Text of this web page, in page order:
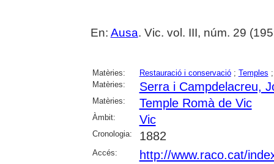
En: Ausa. Vic. vol. III, núm. 29
Matèries: Restauració i conservació; Temples
Matèries:
Serra i Campdelacreu,
Matèries: Temple Romà de Vic
Àmbit: Vic
Cronologia: 1882
Accés: http://www.raco.cat/